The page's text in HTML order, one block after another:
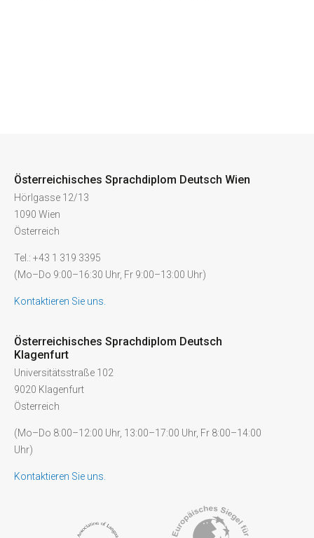
Österreichisches Sprachdiplom Deutsch Wien
Hörlgasse 12/13
1090 Wien
Österreich
Tel.: +43 1 319 3395
(Mo–Do 9:00–16:30 Uhr, Fr 9:00–13:00 Uhr)
Kontaktieren Sie uns.
Österreichisches Sprachdiplom Deutsch
Klagenfurt
Universitätsstraße 102
9020 Klagenfurt
Österreich
(Mo–Do 8:00–12:00 Uhr, 13:00–17:00 Uhr, Fr 8:00–14:00
Uhr)
Kontaktieren Sie uns.